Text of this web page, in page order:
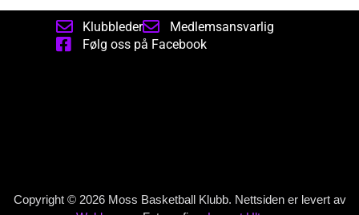
Klubbleder
Medlemsansvarlig
Følg oss på Facebook
Copyright © 2026 Moss Basketball Klubb. Nettsiden er levert av